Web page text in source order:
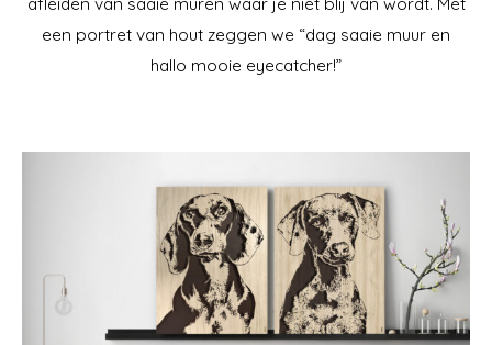
een portret van hout zeggen we “dag saaie muur en
hallo mooie eyecatcher!”